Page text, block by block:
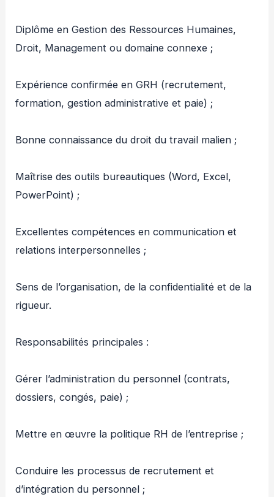
Diplôme en Gestion des Ressources Humaines,
Droit, Management ou domaine connexe ;
Expérience confirmée en GRH (recrutement,
formation, gestion administrative et paie) ;
Bonne connaissance du droit du travail malien ;
Maîtrise des outils bureautiques (Word, Excel,
PowerPoint) ;
Excellentes compétences en communication et
relations interpersonnelles ;
Sens de l’organisation, de la confidentialité et de la
rigueur.
Responsabilités principales :
Gérer l’administration du personnel (contrats,
dossiers, congés, paie) ;
Mettre en œuvre la politique RH de l’entreprise ;
Conduire les processus de recrutement et
d’intégration du personnel ;